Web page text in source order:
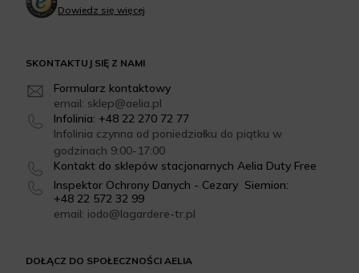
DOŁĄCZ DO SPOŁECZNOŚCI AELIA
SKONTAKTUJ SIĘ Z NAMI
Formularz kontaktowy
email: sklep@aelia.pl
Infolinia: +48 22 270 72 77
Infolinia czynna od poniedziałku do piątku w
godzinach 9:00-17:00
Kontakt do sklepów stacjonarnych Aelia Duty Free
Inspektor Ochrony Danych - Cezary Siemion:
+48 22 572 32 99
email: iodo@lagardere-tr.pl
Dowiedz się więcej